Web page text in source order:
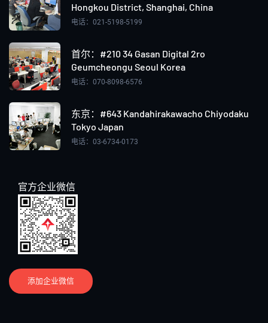
Hongkou District, Shanghai, China
电话：021-5198-5199
首尔：#210 34 Gasan Digital 2ro
Geumcheongu Seoul Korea
电话：070-8098-6576
东京：#643 Kandahirakawacho Chiyodaku
Tokyo Japan
电话：03-6734-0173
官方企业微信
添加企业微信